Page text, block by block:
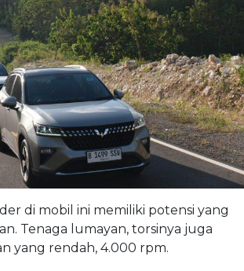
di mobil ini memiliki potensi yang
Tenaga lumayan, torsinya juga
yang rendah, 4.000 rpm.